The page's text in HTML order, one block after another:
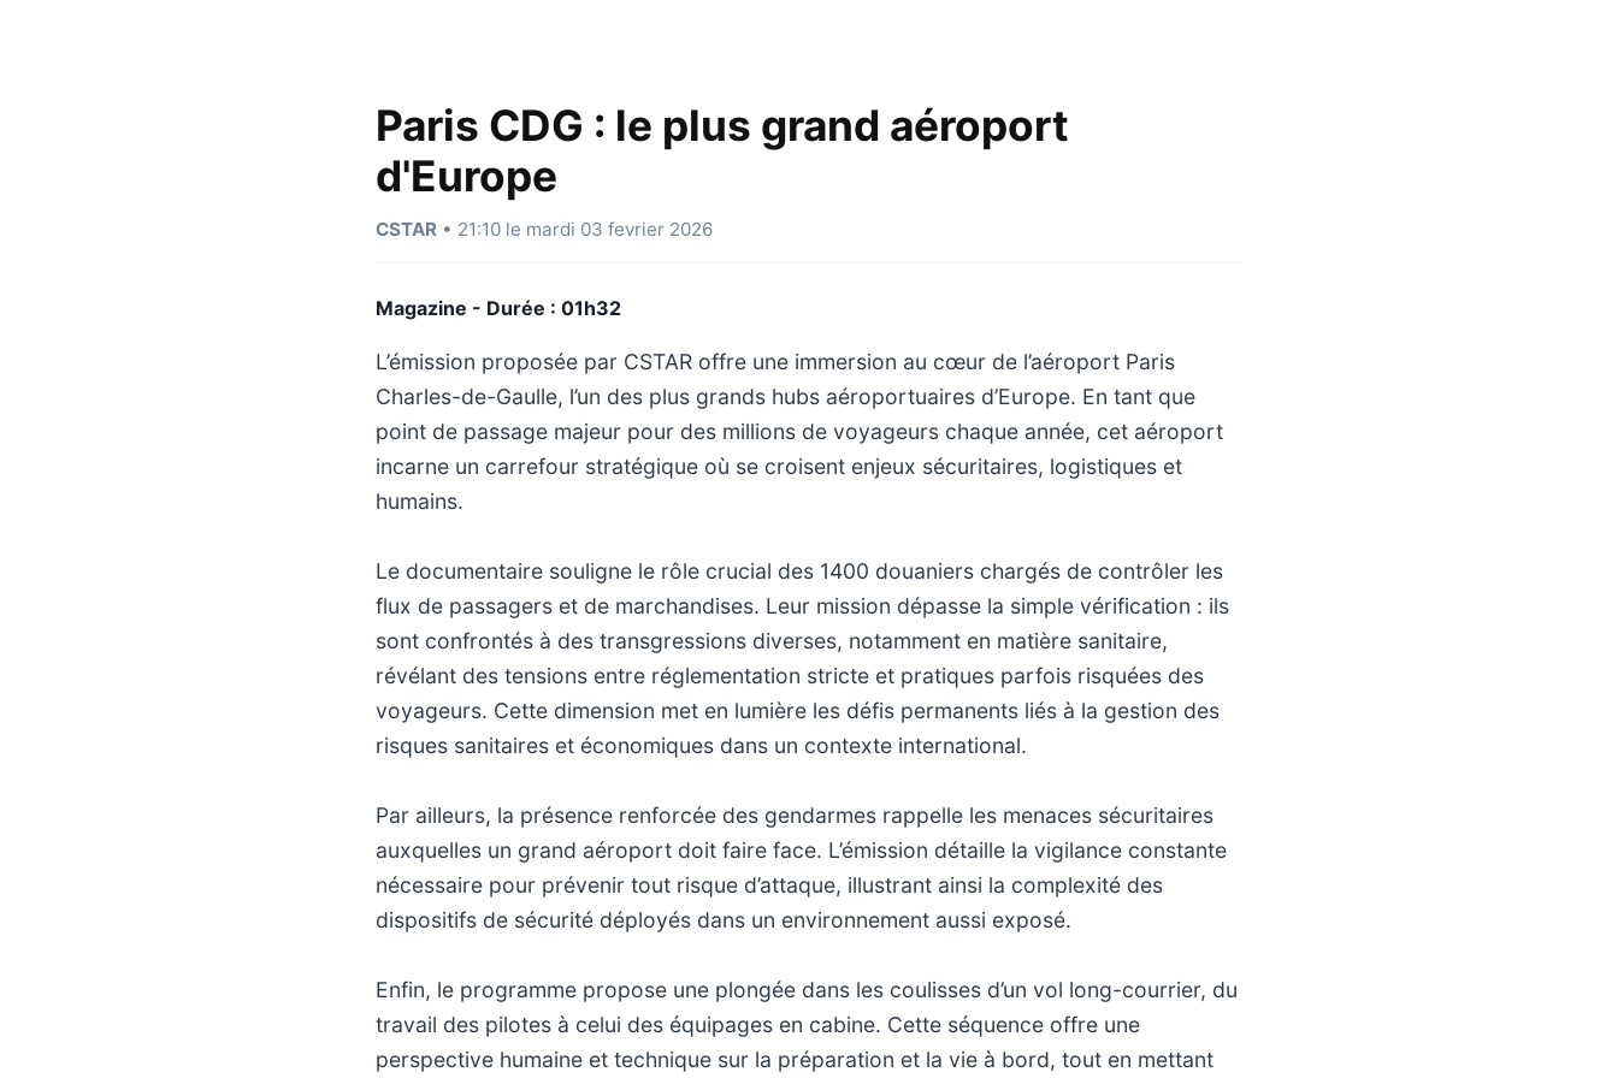
Paris CDG : le plus grand aéroport
d'Europe
CSTAR • 21:10 le mardi 03 fevrier 2026
Magazine - Durée : 01h32
L’émission proposée par CSTAR offre une immersion au cœur de l’aéroport Paris
Charles-de-Gaulle, l’un des plus grands hubs aéroportuaires d’Europe. En tant que
point de passage majeur pour des millions de voyageurs chaque année, cet aéroport
incarne un carrefour stratégique où se croisent enjeux sécuritaires, logistiques et
humains.
Le documentaire souligne le rôle crucial des 1400 douaniers chargés de contrôler les
flux de passagers et de marchandises. Leur mission dépasse la simple vérification : ils
sont confrontés à des transgressions diverses, notamment en matière sanitaire,
révélant des tensions entre réglementation stricte et pratiques parfois risquées des
voyageurs. Cette dimension met en lumière les défis permanents liés à la gestion des
risques sanitaires et économiques dans un contexte international.
Par ailleurs, la présence renforcée des gendarmes rappelle les menaces sécuritaires
auxquelles un grand aéroport doit faire face. L’émission détaille la vigilance constante
nécessaire pour prévenir tout risque d’attaque, illustrant ainsi la complexité des
dispositifs de sécurité déployés dans un environnement aussi exposé.
Enfin, le programme propose une plongée dans les coulisses d’un vol long-courrier, du
travail des pilotes à celui des équipages en cabine. Cette séquence offre une
perspective humaine et technique sur la préparation et la vie à bord, tout en mettant